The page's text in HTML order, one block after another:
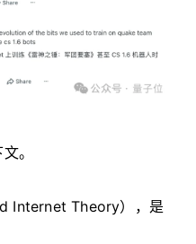
。
Internet Theory），是